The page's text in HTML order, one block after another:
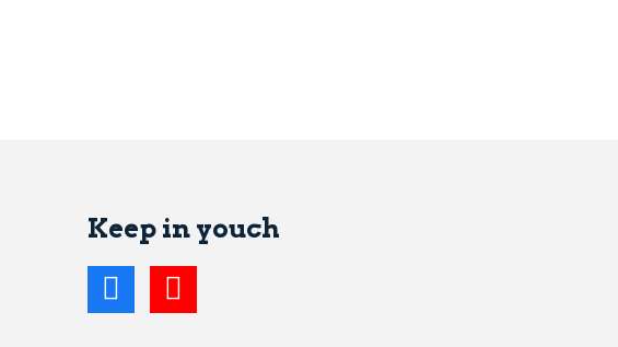
Keep in youch